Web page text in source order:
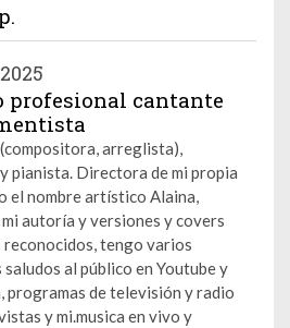
profesional cantante
arreglista),
pianista. Directora de mi propia
el nombre artístico Alaina,
mi autoría y versiones y covers
reconocidos, tengo varios
al público en Youtube y
programas de televisión y radio
y mi.musica en vivo y